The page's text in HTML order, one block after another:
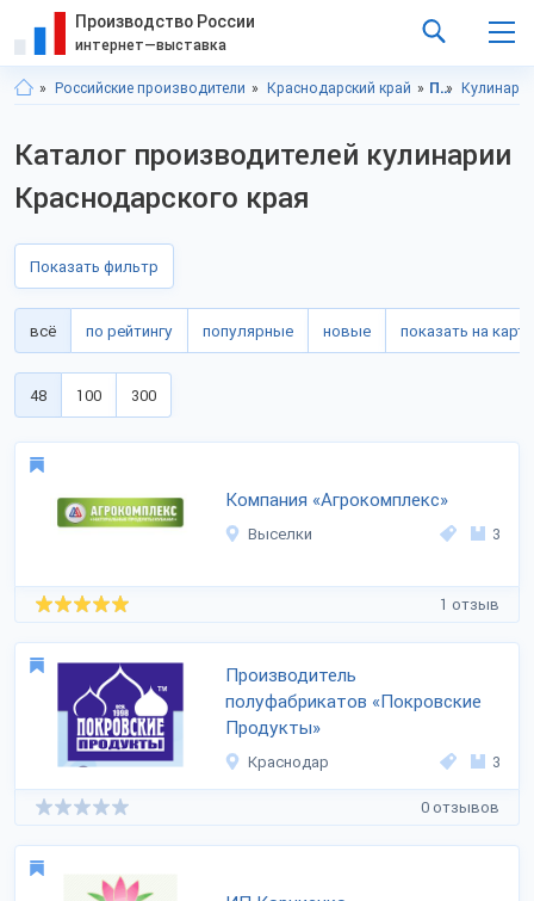
Производство России
интернет—выставка
Российские производители Краснодарский край Продукты питания
Каталог производителей кулинарии
Краснодарского края
Показать фильтр
всё по рейтингу популярные новые показать на карте
48 100 300
Компания «Агрокомплекс»
Выселки 3
1 отзыв
Производитель
полуфабрикатов «Покровские
Продукты»
Краснодар 3
0 отзывов